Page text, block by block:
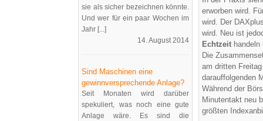
sie als sicher bezeichnen könnte.
Und wer für ein paar Wochen im
Jahr [...]
14. August 2014
Sind Maschinen eine
gewinnversprechende Anlage?
Seit Monaten wird darüber
spekuliert, was noch eine gute
Anlage wäre. Es sind die
erworben wird.
wird. Der
wird. Neu ist
Echtzeit handeln
Die
am dritten
darauffolgenden
Während der
Minutentakt neu
größten